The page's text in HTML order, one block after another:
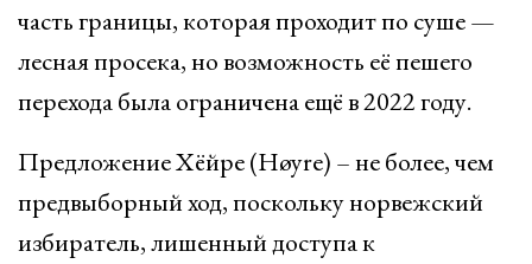
часть границы, которая проходит по суше —
лесная просека, но возможность её пешего
перехода была ограничена ещё в 2022 году.
Предложение Хёйре (Høyre) – не более, чем
предвыборный ход, поскольку норвежский
избиратель, лишенный доступа к